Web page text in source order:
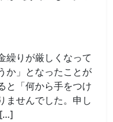
繰りが厳しくなって
か」となったことが
と「何から手をつけ
ませんでした。申し